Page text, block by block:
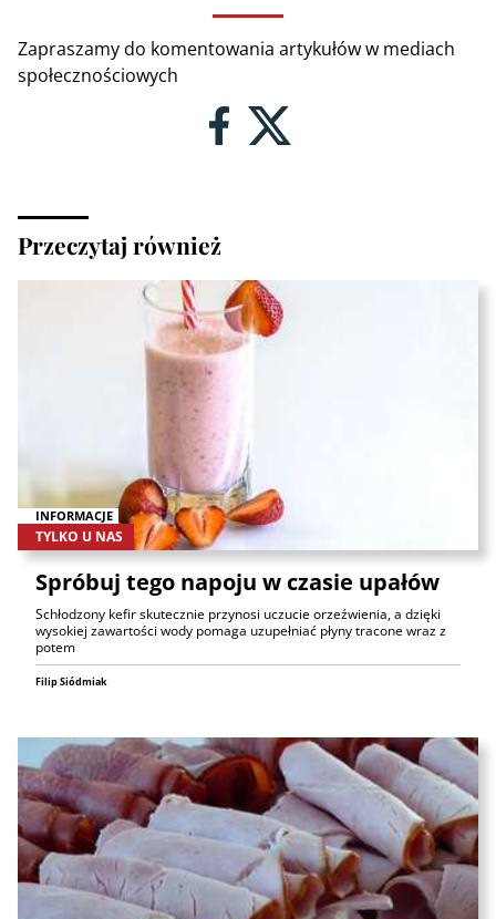
Zapraszamy do komentowania artykułów w mediach
społecznościowych
Przeczytaj również
INFORMACJE
TYLKO U NAS
Spróbuj tego napoju w czasie upałów
Schłodzony kefir skutecznie przynosi uczucie orzeźwienia, a dzięki
wysokiej zawartości wody pomaga uzupełniać płyny tracone wraz z
potem
Filip Siódmiak